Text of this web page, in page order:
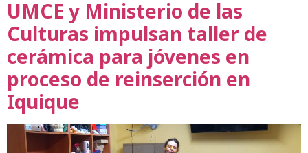
UMCE y Ministerio de las
Culturas impulsan taller de
cerámica para jóvenes en
proceso de reinserción en
Iquique